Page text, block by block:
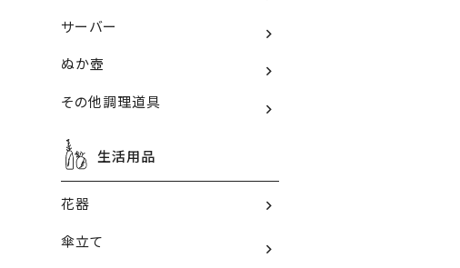
サーバー
ぬか壺
その他調理道具
生活用品
花器
傘立て